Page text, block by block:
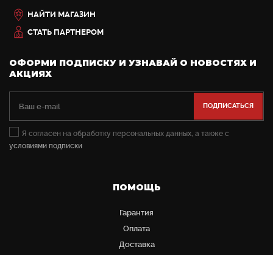
НАЙТИ МАГАЗИН
СТАТЬ ПАРТНЕРОМ
ОФОРМИ ПОДПИСКУ И УЗНАВАЙ О НОВОСТЯХ И
АКЦИЯХ
Я согласен на обработку персональных данных, а также с
условиями подписки
ПОМОЩЬ
Гарантия
Оплата
Доставка